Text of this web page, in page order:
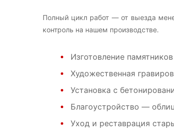
Полный цикл работ — от выезда
контроль на нашем производстве.
Изготовление
Художественная
Установка с
Благоустройство —
Уход и реставрация